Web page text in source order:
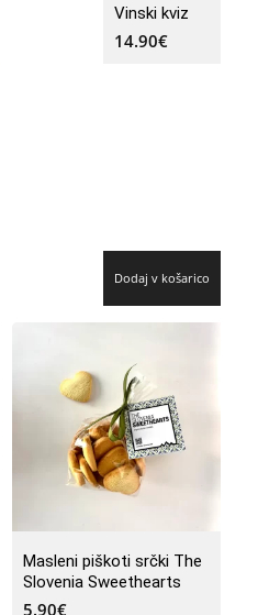
Vinski kviz
14.90€
Dodaj v košarico
Masleni piškoti srčki The
Slovenia Sweethearts
5.90€